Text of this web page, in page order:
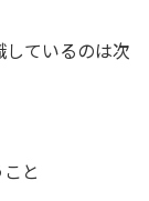
ているのは次
と